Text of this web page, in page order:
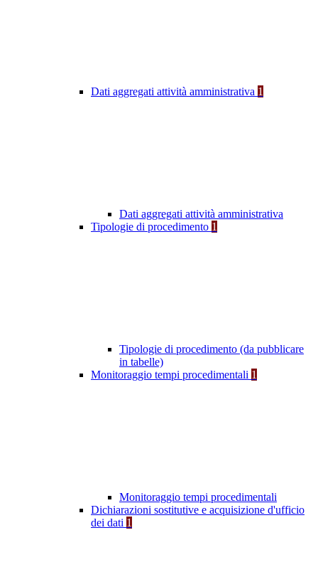
Dati aggregati attività amministrativa 1
Dati aggregati attività amministrativa
Tipologie di procedimento 1
Tipologie di procedimento (da pubblicare
in tabelle)
Monitoraggio tempi procedimentali 1
Monitoraggio tempi procedimentali
Dichiarazioni sostitutive e acquisizione d'ufficio
dei dati 1